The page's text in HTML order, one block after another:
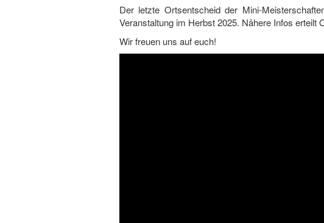
Der letzte Ortsentscheid der Mini-
Veranstaltung im Herbst 2025. Nähere Infos erteilt
Wir freuen uns auf euch!